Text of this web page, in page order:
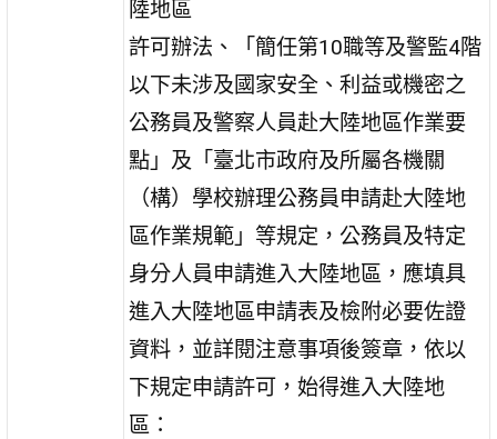
陸地區
許可辦法、「簡任第10職等及警監4階
以下未涉及國家安全、利益或機密之
公務員及警察人員赴大陸地區作業要
點」及「臺北市政府及所屬各機關
（構）學校辦理公務員申請赴大陸地
區作業規範」等規定，公務員及特定
身分人員申請進入大陸地區，應填具
進入大陸地區申請表及檢附必要佐證
資料，並詳閱注意事項後簽章，依以
下規定申請許可，始得進入大陸地
區：